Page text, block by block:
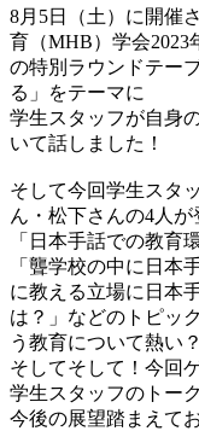
8月5日（土）に開催
育（MHB）学会2023
の特別ラウンドテー
る」をテーマに
学生スタッフが自身
いて話しました！
そして今回学生スタ
ん・松下さんの4人が
「日本手話での教育
「聾学校の中に日本
に教える立場に日本
は？」などのトピッ
う教育について熱い
そしてそして！今回
学生スタッフのトー
今後の展望踏まえて